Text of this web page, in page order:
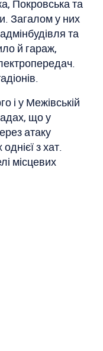
Покровська та
Загалом у них
та
й гараж,
і у Межівській
що у
атаку
з хат.
місцевих